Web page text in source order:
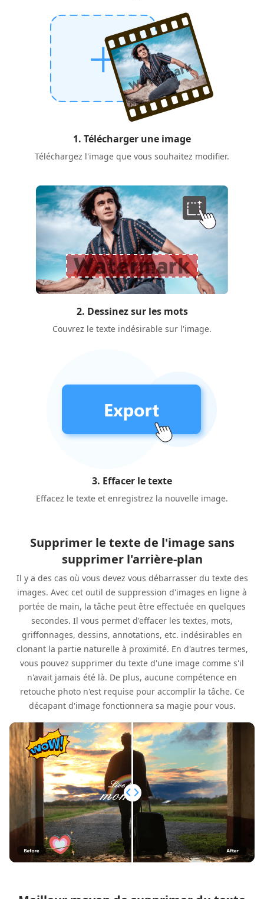
1. Télécharger une image
Téléchargez l'image que vous souhaitez modifier.
2. Dessinez sur les mots
Couvrez le texte indésirable sur l'image.
3. Effacer le texte
Effacez le texte et enregistrez la nouvelle image.
Supprimer le texte de l'image sans
supprimer l'arrière-plan
Il y a des cas où vous devez vous débarrasser du texte des
images. Avec cet outil de suppression d'images en ligne à
portée de main, la tâche peut être effectuée en quelques
secondes. Il vous permet d'effacer les textes, mots,
griffonnages, dessins, annotations, etc. indésirables en
clonant la partie naturelle à proximité. En d'autres termes,
vous pouvez supprimer du texte d'une image comme s'il
n'avait jamais été là. De plus, aucune compétence en
retouche photo n'est requise pour accomplir la tâche. Ce
décapant d'image fonctionnera sa magie pour vous.